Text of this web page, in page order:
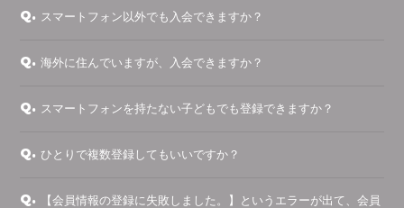
Q. スマートフォン以外でも入会できますか？
Q. 海外に住んでいますが、入会できますか？
Q. スマートフォンを持たない子どもでも登録できますか？
Q. ひとりで複数登録してもいいですか？
Q.
【会員情報の登録に失敗しました。】というエラーが出て、会員